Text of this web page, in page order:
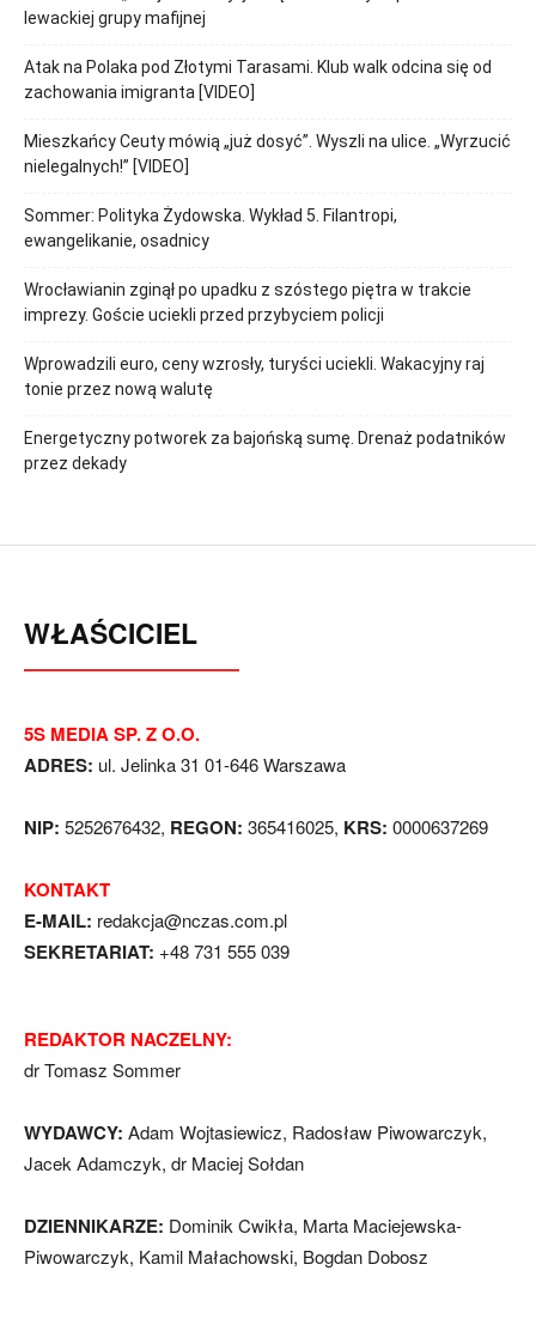
lewackiej grupy mafijnej
Atak na Polaka pod Złotymi Tarasami. Klub walk odcina się od
zachowania imigranta [VIDEO]
Mieszkańcy Ceuty mówią „już dosyć”. Wyszli na ulice. „Wyrzucić
nielegalnych!” [VIDEO]
Sommer: Polityka Żydowska. Wykład 5. Filantropi,
ewangelikanie, osadnicy
Wrocławianin zginął po upadku z szóstego piętra w trakcie
imprezy. Goście uciekli przed przybyciem policji
Wprowadzili euro, ceny wzrosły, turyści uciekli. Wakacyjny raj
tonie przez nową walutę
Energetyczny potworek za bajońską sumę. Drenaż podatników
przez dekady
WŁAŚCICIEL
5S MEDIA SP. Z O.O.
ADRES: ul. Jelinka 31 01-646 Warszawa
NIP: 5252676432, REGON: 365416025, KRS: 0000637269
KONTAKT
E-MAIL: redakcja@nczas.com.pl
SEKRETARIAT: +48 731 555 039
REDAKTOR NACZELNY:
dr Tomasz Sommer
WYDAWCY: Adam Wojtasiewicz, Radosław Piwowarczyk,
Jacek Adamczyk, dr Maciej Sołdan
DZIENNIKARZE: Dominik Cwikła, Marta Maciejewska-
Piwowarczyk, Kamil Małachowski, Bogdan Dobosz